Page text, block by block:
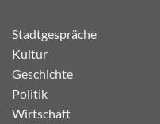
Stadtgespräche
Kultur
Geschichte
Politik
Wirtschaft